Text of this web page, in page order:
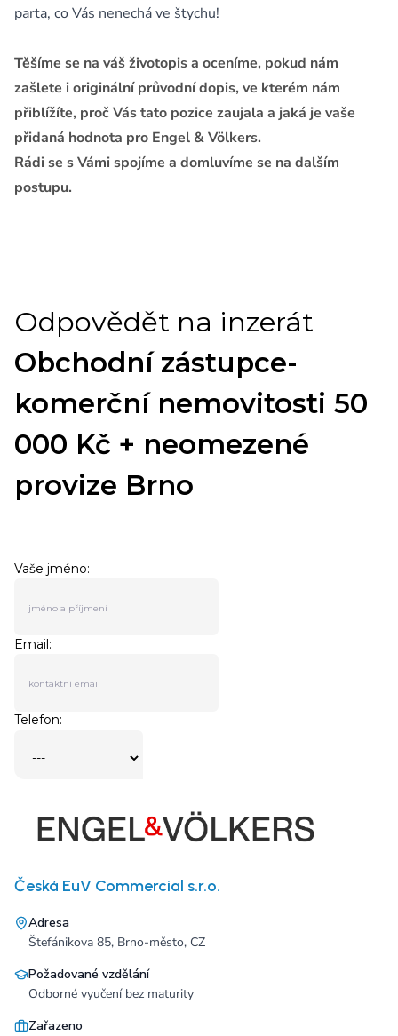
parta, co Vás nenechá ve štychu!
Těšíme se na váš životopis a oceníme, pokud nám
zašlete i originální průvodní dopis, ve kterém nám
přiblížíte, proč Vás tato pozice zaujala a jaká je vaše
přidaná hodnota pro Engel & Völkers.
Rádi se s Vámi spojíme a domluvíme se na dalším
postupu.
Česká EuV Commercial s.r.o.
Adresa
Štefánikova 85, Brno-město, CZ
Požadované vzdělání
Odborné vyučení bez maturity
Zařazeno